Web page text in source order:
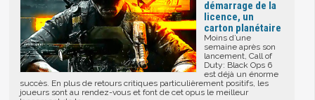
démarrage de la
licence, un
carton planétaire
Moins d’une
semaine après son
lancement, Call of
Duty: Black Ops 6
est déjà un énorme
succès. En plus de retours critiques particulièrement positifs, les
joueurs sont au rendez-vous et font de cet opus le meilleur